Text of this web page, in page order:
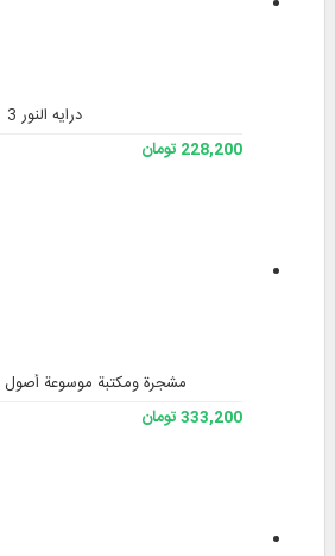
درایه النور 3
228,200 تومان
مشجرة ومكتبة موسوعة أصول
333,200 تومان